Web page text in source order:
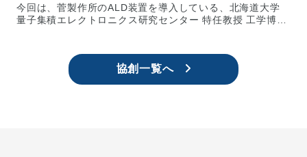
今回は、菅製作所のALD装置を導入している、北海道大学
量子集積エレクトロニクス研究センター 特任教授 工学博士
協創一覧へ